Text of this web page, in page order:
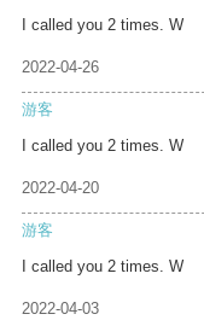
I called you 2 times. W
2022-04-26
游客
I called you 2 times. W
2022-04-20
游客
I called you 2 times. W
2022-04-03